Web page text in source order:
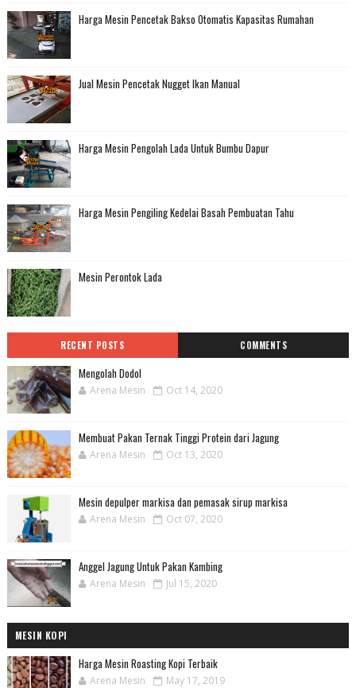
Harga Mesin Pencetak Bakso Otomatis Kapasitas Rumahan
Jual Mesin Pencetak Nugget Ikan Manual
Harga Mesin Pengolah Lada Untuk Bumbu Dapur
Harga Mesin Pengiling Kedelai Basah Pembuatan Tahu
Mesin Perontok Lada
RECENT POSTS COMMENTS
Mengolah Dodol
Arena Mesin Oct 14, 2020
Membuat Pakan Ternak Tinggi Protein dari Jagung
Arena Mesin Oct 13, 2020
Mesin depulper markisa dan pemasak sirup markisa
Arena Mesin Oct 07, 2020
Anggel Jagung Untuk Pakan Kambing
Arena Mesin Jul 15, 2020
MESIN KOPI
Harga Mesin Roasting Kopi Terbaik
Arena Mesin May 17, 2019